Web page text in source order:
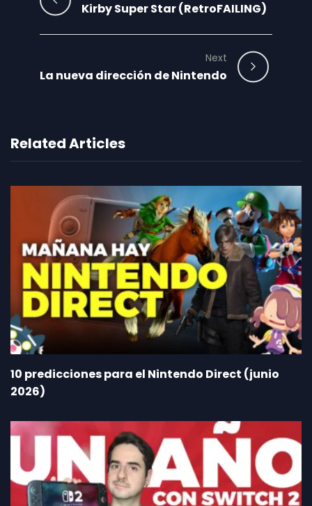
Kirby Super Star (RetroFAILING)
Next
La nueva dirección de Nintendo
Related Articles
10 predicciones para el Nintendo Direct (junio
2026)